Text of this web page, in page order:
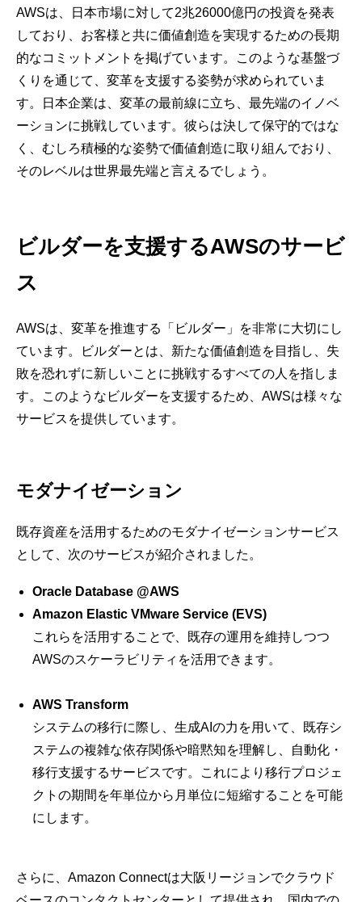
AWSは、日本市場に対して2兆26000億円の投資を発表
しており、お客様と共に価値創造を実現するための長期
的なコミットメントを掲げています。このような基盤づ
くりを通じて、変革を支援する姿勢が求められていま
す。日本企業は、変革の最前線に立ち、最先端のイノベ
ーションに挑戦しています。彼らは決して保守的ではな
く、むしろ積極的な姿勢で価値創造に取り組んでおり、
そのレベルは世界最先端と言えるでしょう。
ビルダーを支援するAWSのサービ
ス
AWSは、変革を推進する「ビルダー」を非常に大切にし
ています。ビルダーとは、新たな価値創造を目指し、失
敗を恐れずに新しいことに挑戦するすべての人を指しま
す。このようなビルダーを支援するため、AWSは様々な
サービスを提供しています。
モダナイゼーション
既存資産を活用するためのモダナイゼーションサービス
として、次のサービスが紹介されました。
Oracle Database @AWS
Amazon Elastic VMware Service (EVS)
これらを活用することで、既存の運用を維持しつつ
AWSのスケーラビリティを活用できます。
AWS Transform
システムの移行に際し、生成AIの力を用いて、既存シ
ステムの複雑な依存関係や暗黙知を理解し、自動化・
移行支援するサービスです。これにより移行プロジェ
クトの期間を年単位から月単位に短縮することを可能
にします。
さらに、Amazon Connectは大阪リージョンでクラウド